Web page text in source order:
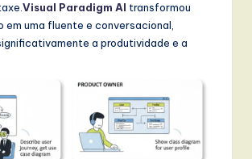
Visual Paradigm AI transformou
em uma fluente e conversacional,
a produtividade e a